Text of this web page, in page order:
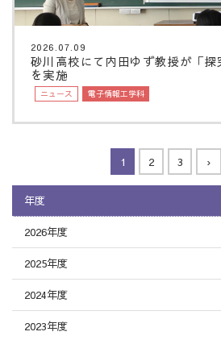
2026.07.09
砂川高校にて内田ゆず教授が「
を実施
ニュース 電子情報工学科
1 2 3 ›
年度
2026年度
2025年度
2024年度
2023年度